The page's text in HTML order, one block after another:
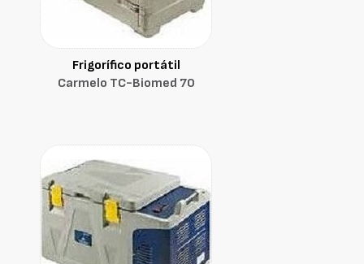
Frigorífico portátil
Carmelo TC-Biomed 70